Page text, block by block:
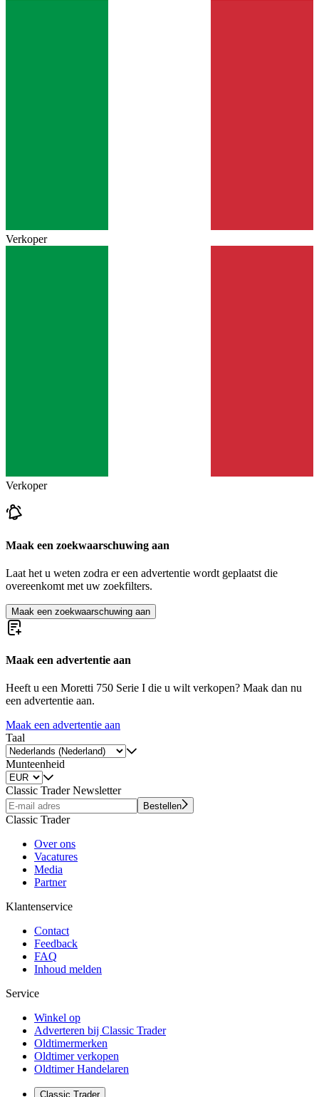
Verkoper
Verkoper
Maak een zoekwaarschuwing aan
Laat het u weten zodra er een advertentie wordt geplaatst die
overeenkomt met uw zoekfilters.
Maak een zoekwaarschuwing aan
Maak een advertentie aan
Heeft u een Moretti 750 Serie I die u wilt verkopen? Maak dan nu
een advertentie aan.
Maak een advertentie aan
Taal
Munteenheid
Classic Trader Newsletter
Bestellen
Classic Trader
Over ons
Vacatures
Media
Partner
Klantenservice
Contact
Feedback
FAQ
Inhoud melden
Service
Winkel op
Adverteren bij Classic Trader
Oldtimermerken
Oldtimer verkopen
Oldtimer Handelaren
Classic Trader